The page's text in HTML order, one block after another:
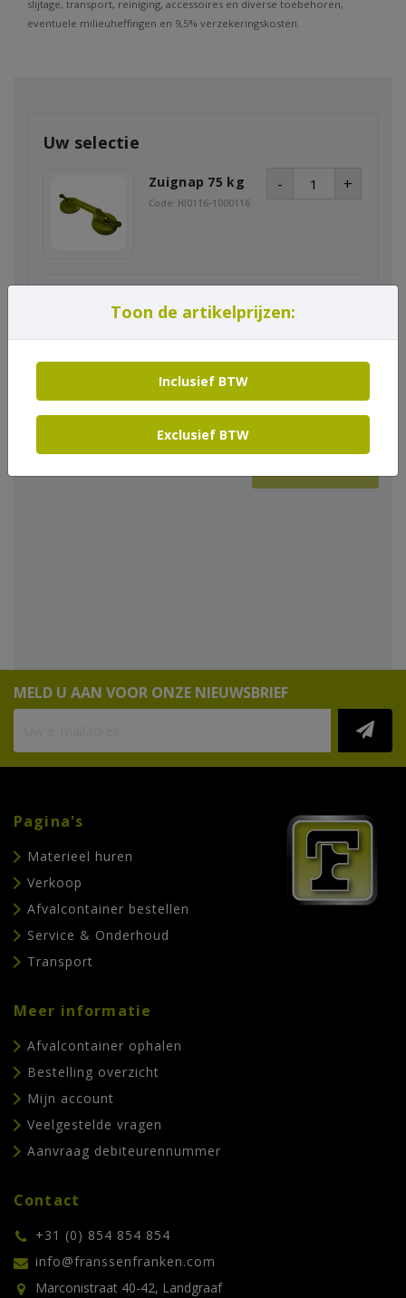
slijtage, transport, reiniging, accessoires en diverse toebehoren,
eventuele milieuheffingen en 9,5% verzekeringskosten.
Uw selectie
Zuignap 75 kg
Code: HI0116-1000116
- +
MELD U AAN VOOR ONZE NIEUWSBRIEF
Pagina's
Materieel huren
Verkoop
Afvalcontainer bestellen
Service & Onderhoud
Transport
Meer informatie
Afvalcontainer ophalen
Bestelling overzicht
Mijn account
Veelgestelde vragen
Aanvraag debiteurennummer
Contact
+31 (0) 854 854 854
info@franssenfranken.com
Marconistraat 40-42, Landgraaf
Toon de artikelprijzen:
Inclusief BTW
Exclusief BTW